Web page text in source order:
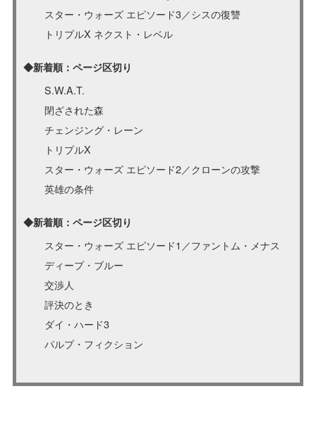
スター・ウォーズ エピソード3／シスの復讐
トリプルX ネクスト・レベル
◆新着順：ページ区切り
S.W.A.T.
閉ざされた森
チェンジング・レーン
トリプルX
スター・ウォーズ エピソード2／クローンの攻撃
英雄の条件
◆新着順：ページ区切り
スター・ウォーズ エピソード1／ファントム・メナス
ディープ・ブルー
交渉人
評決のとき
ダイ・ハード3
パルプ・フィクション